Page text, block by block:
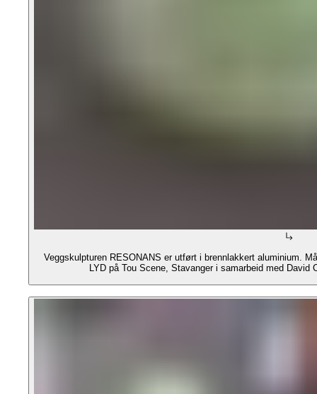
Veggskulpturen RESONANS er utført i brennlakkert aluminium.
LYD på Tou Scene, Stavanger i samarbeid med David